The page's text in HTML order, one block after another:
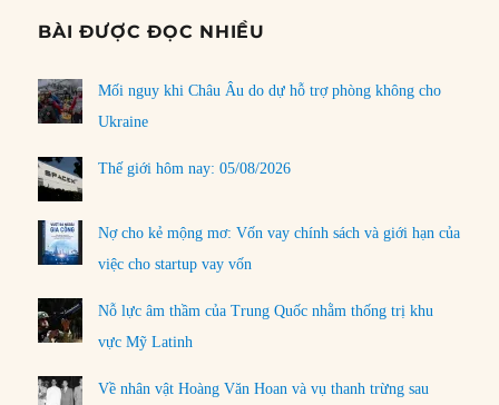
BÀI ĐƯỢC ĐỌC NHIỀU
Mối nguy khi Châu Âu do dự hỗ trợ phòng không cho
Ukraine
Thế giới hôm nay: 05/08/2026
Nợ cho kẻ mộng mơ: Vốn vay chính sách và giới hạn của
việc cho startup vay vốn
Nỗ lực âm thầm của Trung Quốc nhằm thống trị khu
vực Mỹ Latinh
Về nhân vật Hoàng Văn Hoan và vụ thanh trừng sau